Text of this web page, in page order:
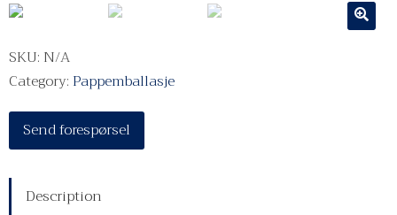
SKU: N/A
Category: Pappemballasje
Send forespørsel
Description